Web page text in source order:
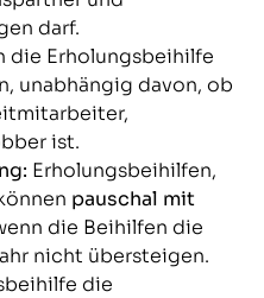
darf.
die Erholungsbeihilfe
unabhängig davon, ob
ist.
Erholungsbeihilfen,
pauschal mit
die Beihilfen die
nicht übersteigen.
die